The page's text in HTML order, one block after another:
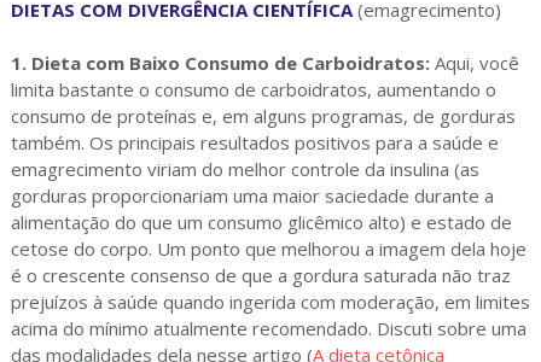
DIETAS COM DIVERGÊNCIA CIENTÍFICA (emagrecimento)
1. Dieta com Baixo Consumo de Carboidratos:Aqui, você
limita bastante o consumo de carboidratos, aumentando o
consumo de proteínas e, em alguns programas, de gorduras
também. Os principais resultados positivos para a saúde e
emagrecimento viriam do melhor controle da insulina (as
gorduras proporcionariam uma maior saciedade durante a
alimentação do que um consumo glicêmico alto) e estado de
cetose do corpo. Um ponto que melhorou a imagem dela hoje
é o crescente consenso de que a gordura saturada não traz
prejuízos à saúde quando ingerida com moderação, em limites
acima do mínimo atualmente recomendado. Discuti sobre uma
das modalidades dela nesse artigo (A dieta cetônica